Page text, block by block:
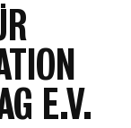
E.V.